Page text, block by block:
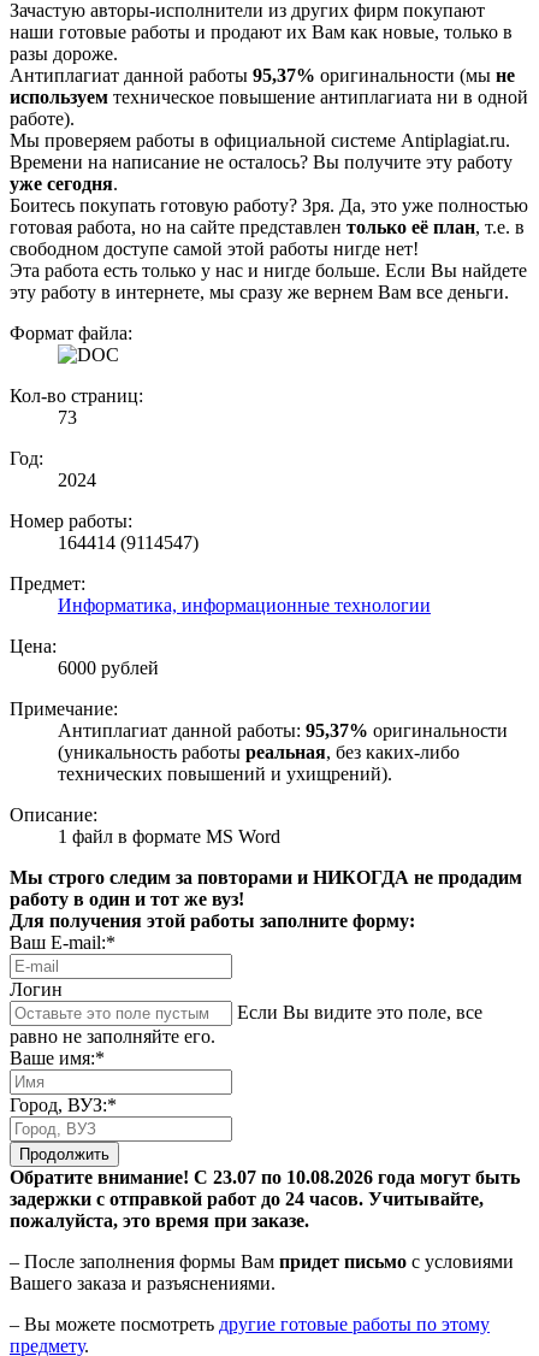
Зачастую авторы-исполнители из других фирм покупают
наши готовые работы и продают их Вам как новые, только в
разы дороже.
Антиплагиат данной работы 95,37% оригинальности (мы не
используем техническое повышение антиплагиата ни в одной
работе).
Мы проверяем работы в официальной системе Аntiplagiat.ru.
Времени на написание не осталось? Вы получите эту работу
уже сегодня.
Боитесь покупать готовую работу? Зря. Да, это уже полностью
готовая работа, но на сайте представлен только её план, т.е. в
свободном доступе самой этой работы нигде нет!
Эта работа есть только у нас и нигде больше. Если Вы найдете
эту работу в интернете, мы сразу же вернем Вам все деньги.
Формат файла:
Кол-во страниц:
73
Год:
2024
Номер работы:
164414 (9114547)
Предмет:
Информатика, информационные технологии
Цена:
6000 рублей
Примечание:
Антиплагиат данной работы: 95,37% оригинальности
(уникальность работы реальная, без каких-либо
технических повышений и ухищрений).
Описание:
1 файл в формате MS Word
Мы строго следим за повторами и НИКОГДА не продадим
работу в один и тот же вуз!
Для получения этой работы заполните форму:
Ваш E-mail:*
Логин
Если Вы видите это поле, все
равно не заполняйте его.
Ваше имя:*
Город, ВУЗ:*
Продолжить
Обратите внимание! С 23.07 по 10.08.2026 года могут быть
задержки с отправкой работ до 24 часов. Учитывайте,
пожалуйста, это время при заказе.
– После заполнения формы Вам придет письмо с условиями
Вашего заказа и разъяснениями.
– Вы можете посмотреть другие готовые работы по этому
предмету.